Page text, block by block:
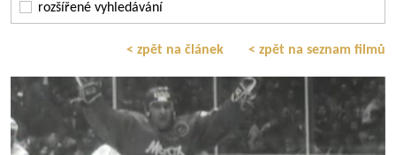
rozšířené vyhledávání
< zpět na článek < zpět na seznam filmů